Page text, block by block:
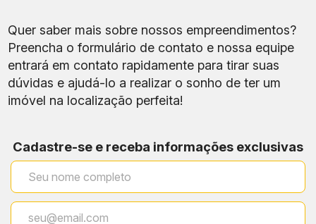
Quer saber mais sobre nossos empreendimentos?
Preencha o formulário de contato e nossa equipe
entrará em contato rapidamente para tirar suas
dúvidas e ajudá-lo a realizar o sonho de ter um
imóvel na localização perfeita!
Cadastre-se e receba informações exclusivas